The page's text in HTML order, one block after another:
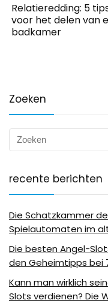
Relatieredding: 5
voor het delen van
badkamer
Zoeken
recente berichten
Die Schatzkammer
Spielautomaten im
Die besten Angel-
den Geheimtipps bei
Kann man wirklich
Slots verdienen? Die